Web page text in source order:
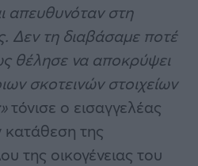
απευθυνόταν στη
Δεν τη διαβάσαμε ποτέ
θέλησε να αποκρύψει
σκοτεινών στοιχείων
τόνισε ο εισαγγελέας
της
της οικογένειας του